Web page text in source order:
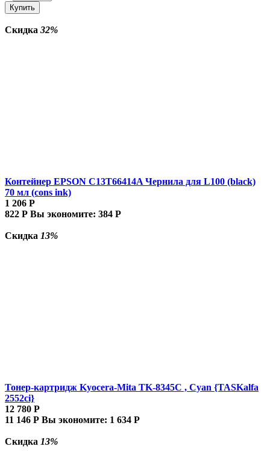
Купить
Скидка 32%
Контейнер EPSON C13T66414A Чернила для L100 (black)
70 мл (cons ink)
1 206 Р
822 Р Вы экономите: 384 Р
Скидка 13%
Тонер-картридж Kyocera-Mita TK-8345C , Cyan {TASKalfa
2552ci}
12 780 Р
11 146 Р Вы экономите: 1 634 Р
Скидка 13%